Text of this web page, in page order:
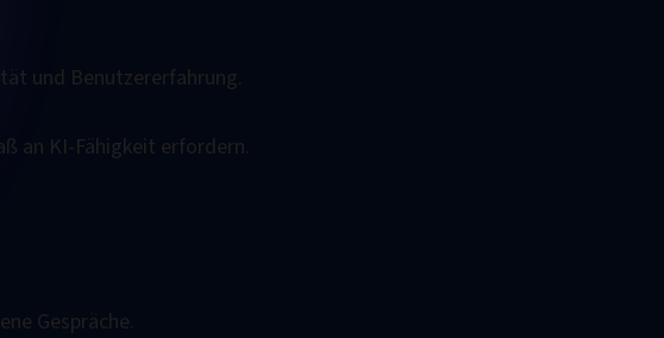
und Benutzererfahrung.
an KI-Fähigkeit erfordern.
Gespräche.